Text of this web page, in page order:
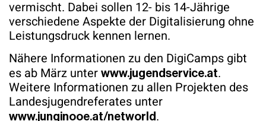
vermischt. Dabei sollen 12- bis 14-Jährige
verschiedene Aspekte der Digitalisierung ohne
Leistungsdruck kennen lernen.
Nähere Informationen zu den DigiCamps gibt
es ab März unter www.jugendservice.at.
Weitere Informationen zu allen Projekten des
Landesjugendreferates unter
www.junginooe.at/networld .